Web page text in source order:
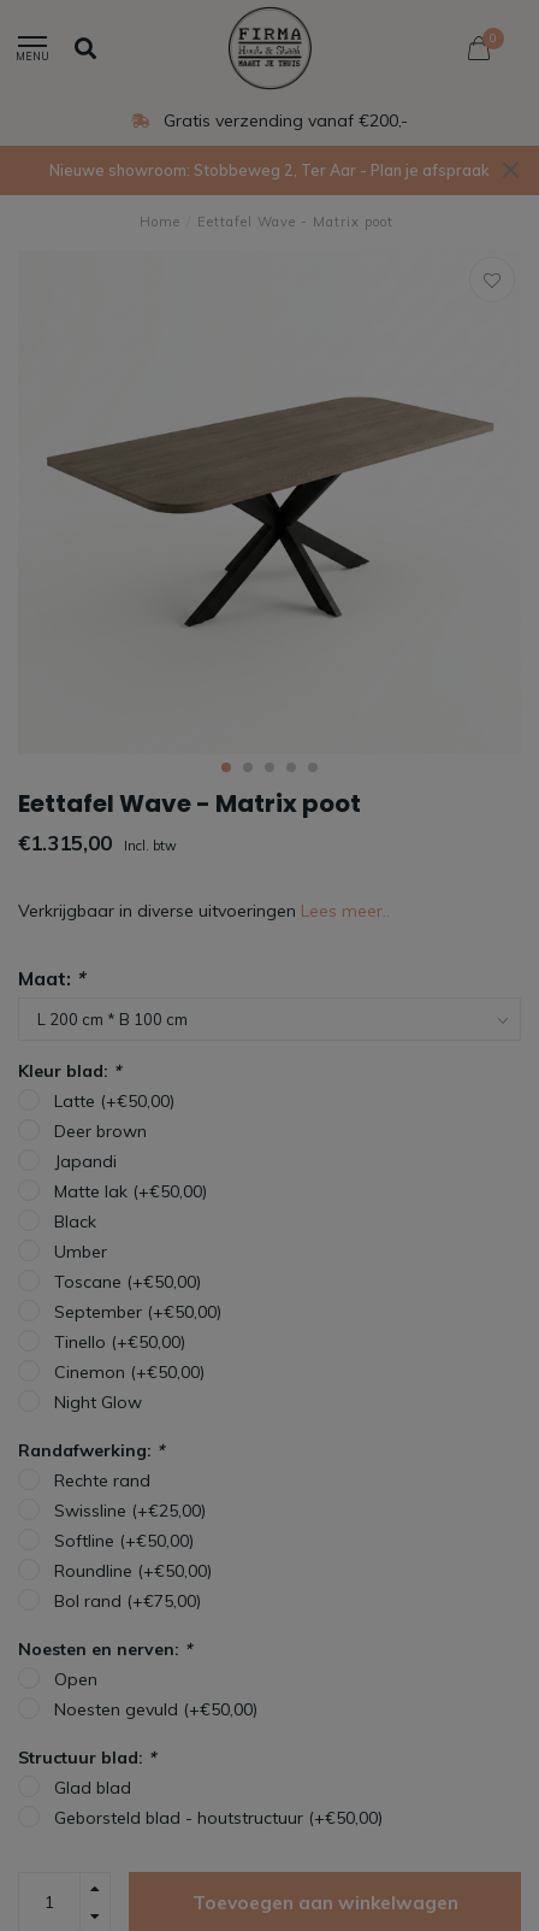
MENU
0
Eigen productie in Ede
Nieuwe showroom: Stobbeweg 2, Ter Aar - Plan je afspraak
Home Eettafel Wave - Matrix poot
Eettafel Wave - Matrix poot
€1.315,00 Incl. btw
Verkrijgbaar in diverse uitvoeringen Lees meer..
Maat: *
Kleur blad: *
Latte (+€50,00)
Deer brown
Japandi
Matte lak (+€50,00)
Black
Umber
Toscane (+€50,00)
September (+€50,00)
Tinello (+€50,00)
Cinemon (+€50,00)
Night Glow
Randafwerking: *
Rechte rand
Swissline (+€25,00)
Softline (+€50,00)
Roundline (+€50,00)
Bol rand (+€75,00)
Noesten en nerven: *
Open
Noesten gevuld (+€50,00)
Structuur blad: *
Glad blad
Geborsteld blad - houtstructuur (+€50,00)
Toevoegen aan winkelwagen